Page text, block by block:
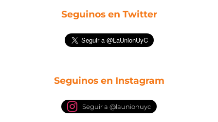
Seguinos en Twitter
Seguinos en Instagram
Seguir a @launionuyc